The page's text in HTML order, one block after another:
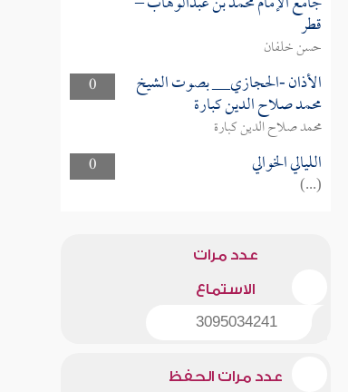
قطر
حسن خلفان
0
الأذان -الحجازي__ بصوت الشيخ
محمد صلاح الدين كبارة
محمد صلاح الدين كبارة
0
الليالي الخوالي
(...)
عدد مرات
الاستماع
3095034241
عدد مرات الحفظ